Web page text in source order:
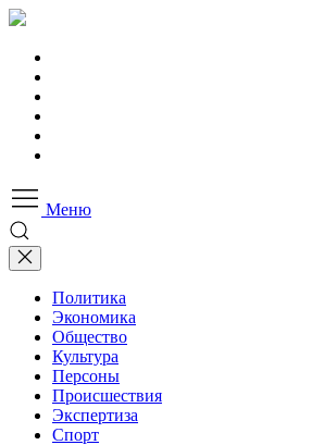
Меню
Политика
Экономика
Общество
Культура
Персоны
Происшествия
Экспертиза
Спорт